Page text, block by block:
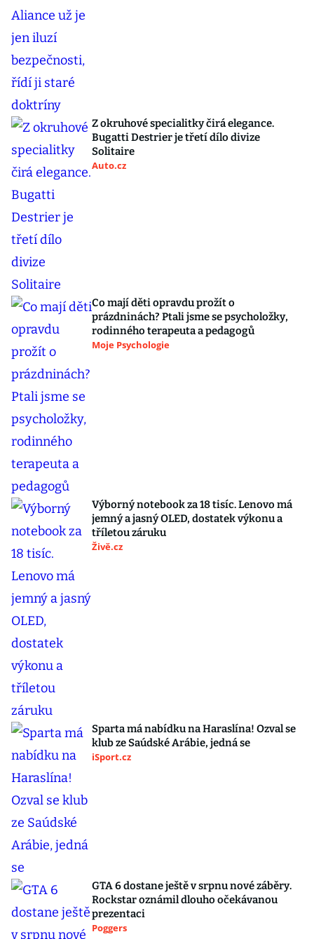
Z okruhové specialitky čirá elegance.
Bugatti Destrier je třetí dílo divize
Solitaire
Auto.cz
Co mají děti opravdu prožít o
prázdninách? Ptali jsme se psycholožky,
rodinného terapeuta a pedagogů
Moje Psychologie
Výborný notebook za 18 tisíc. Lenovo má
jemný a jasný OLED, dostatek výkonu a
tříletou záruku
Živě.cz
Sparta má nabídku na Haraslína! Ozval se
klub ze Saúdské Arábie, jedná se
iSport.cz
GTA 6 dostane ještě v srpnu nové záběry.
Rockstar oznámil dlouho očekávanou
prezentaci
Poggers